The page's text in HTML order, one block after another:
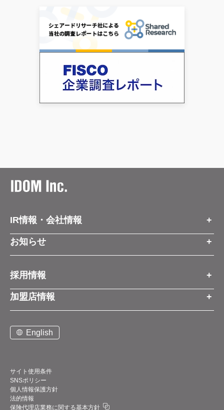
IR情報・会社情報
IR情報トップ
会社情報
お知らせ
経営方針
事業展開
中期経営計画
デジタルトランスフォーメーション（DX）
お知らせ
プレスリリース
コーポレートブログ
お問い合わせ
採用情報
採用情報トップ
新卒営業職
中途営業職
新卒・中途アフターサービス職
アルバイト
加盟店情報
ご契約までの流れと費用
仕組みメリット
加盟店紹介
お問い合わせ
English
サイト使用条件
SNSポリシー
個人情報保護方針
法的情報
保険代理店業務に関する基本方針